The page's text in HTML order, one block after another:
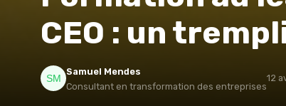
CEO : un
Samuel Mendes
Consultant en transformation des entreprises
12